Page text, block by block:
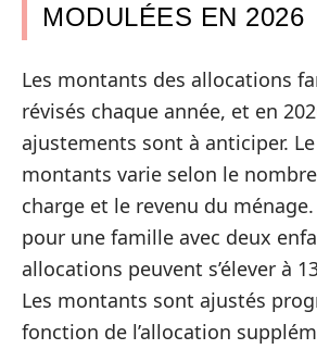
MODULÉES EN 2026
Les montants des allocations
révisés chaque année, et en
ajustements sont à anticiper.
montants varie selon le nombre
charge et le revenu du
pour une famille avec deux
allocations peuvent s’élever à
Les montants sont ajustés
fonction de l’allocation